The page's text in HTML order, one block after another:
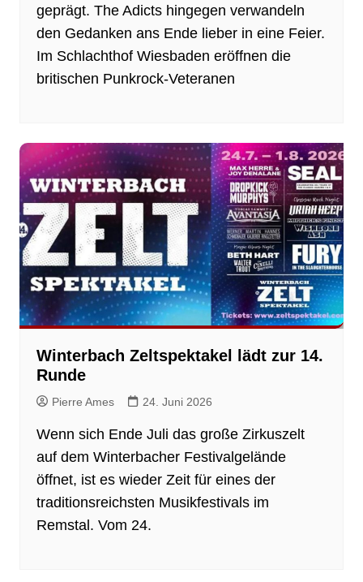
geprägt. The Adicts hingegen verwandeln
den Gedanken ans Ende lieber in eine Feier.
Im Schlachthof Wiesbaden eröffnen die
britischen Punkrock-Veteranen
Winterbach Zeltspektakel lädt zur 14.
Runde
Pierre Ames 24. Juni 2026
Wenn sich Ende Juli das große Zirkuszelt
auf dem Winterbacher Festivalgelände
öffnet, ist es wieder Zeit für eines der
traditionsreichsten Musikfestivals im
Remstal. Vom 24.